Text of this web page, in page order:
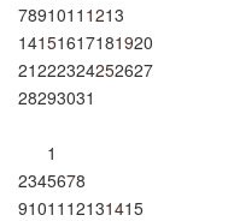
7891011 1213
14151617181920
21222324252627
28293031
1
2345678
91011 12131415